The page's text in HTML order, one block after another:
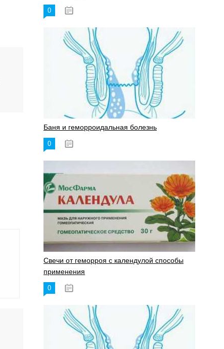
0
Баня и геморроидальная болезнь
0
Свечи от геморроя с календулой способы
применения
0